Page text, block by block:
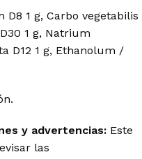
1 g, Carbo vegetabilis
1 g, Natrium
D12 1 g, Ethanolum /
y advertencias: Este
las